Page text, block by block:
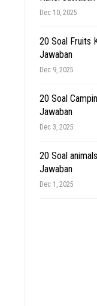
Dec 10, 2025
20 Soal Fruits
Jawaban
Dec 9, 2025
20 Soal
Jawaban
Dec 3, 2025
20 Soal
Jawaban
Dec 1, 2025